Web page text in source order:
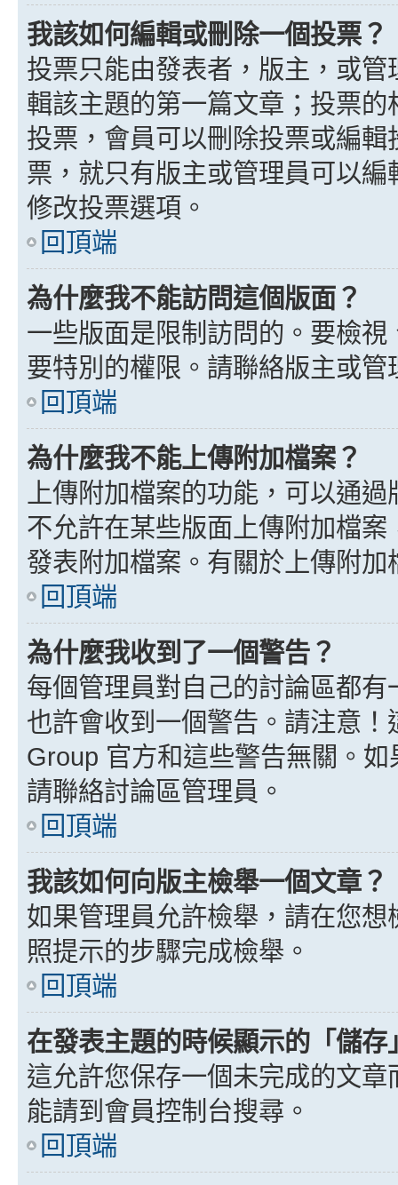
我該如何編輯或刪除一個投票？
投票只能由發表者，版主，或
輯該主題的第一篇文章；投票
投票，會員可以刪除投票或編
票，就只有版主或管理員可以
修改投票選項。
回頂端
為什麼我不能訪問這個版面？
一些版面是限制訪問的。要檢
要特別的權限。請聯絡版主或管
回頂端
為什麼我不能上傳附加檔案？
上傳附加檔案的功能，可以通
不允許在某些版面上傳附加檔
發表附加檔案。有關於上傳附
回頂端
為什麼我收到了一個警告？
每個管理員對自己的討論區都
也許會收到一個警告。請注意
Group 官方和這些警告無關。
請聯絡討論區管理員。
回頂端
我該如何向版主檢舉一個文章？
如果管理員允許檢舉，請在您
照提示的步驟完成檢舉。
回頂端
在發表主題的時候顯示的「儲
這允許您保存一個未完成的文
能請到會員控制台搜尋。
回頂端